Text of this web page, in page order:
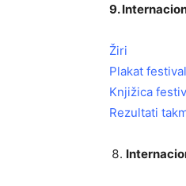
9.
Žiri
Plakat
Knjižica
Rezultati